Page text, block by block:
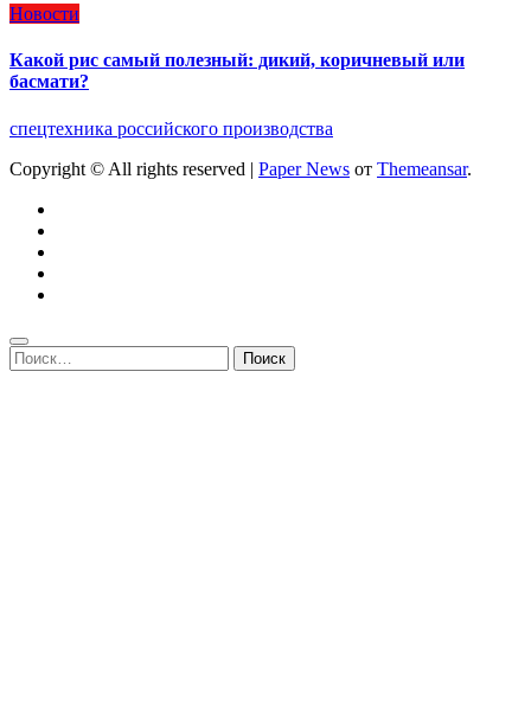
Новости
Какой рис самый полезный: дикий, коричневый или
басмати?
спецтехника российского производства
Copyright © All rights reserved | Paper News от Themeansar.
Найти: